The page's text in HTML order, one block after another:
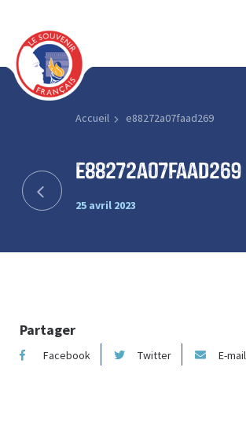
Accueil e88272a07faad269
e88272a07faad269
25 avril 2023
Partager
Facebook Twitter E-mail